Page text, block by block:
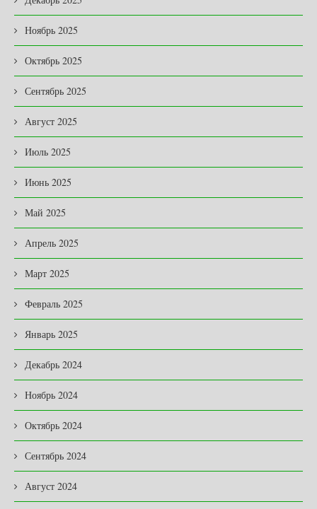
Ноябрь 2025
Октябрь 2025
Сентябрь 2025
Август 2025
Июль 2025
Июнь 2025
Май 2025
Апрель 2025
Март 2025
Февраль 2025
Январь 2025
Декабрь 2024
Ноябрь 2024
Октябрь 2024
Сентябрь 2024
Август 2024